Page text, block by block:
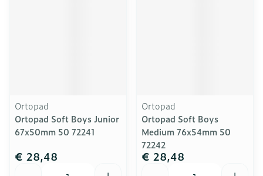
Ortopad
Ortopad Soft Boys Junior
67x50mm 50 72241
€ 28,48
Ortopad
Ortopad Soft Boys
Medium 76x54mm 50
72242
€ 28,48